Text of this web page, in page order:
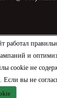
и
не
вы не